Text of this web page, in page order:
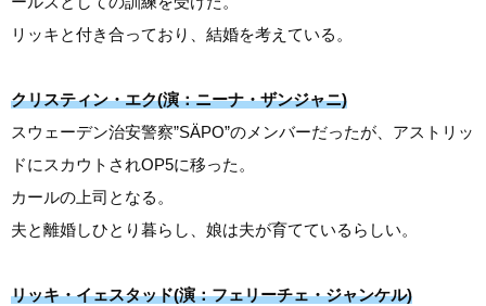
リッキと付き合っており、結婚を考えている。
クリスティン・エク(演：ニーナ・ザンジャニ)
スウェーデン治安警察”SÄPO”のメンバーだったが、アストリッ
ドにスカウトされOP5に移った。
カールの上司となる。
夫と離婚しひとり暮らし、娘は夫が育てているらしい。
リッキ・イェスタッド(演：フェリーチェ・ジャンケル)